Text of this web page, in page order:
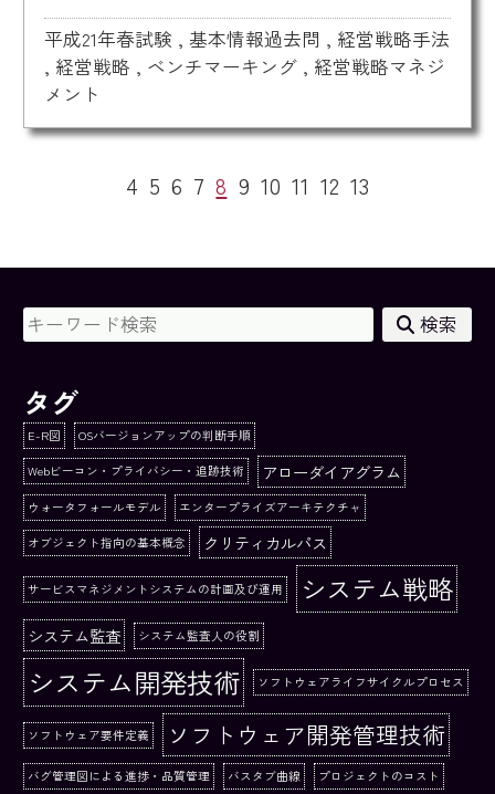
平成21年春試験 , 基本情報過去問 , 経営戦略手法
, 経営戦略 , ベンチマーキング, 経営戦略マネジ
メント
4 5 6 7 8 9 10 11 12 13
検索
タグ
E-R図 OSバージョンアップの判断手順
Webビーコン・プライバシー・追跡技術 アローダイアグラム
ウォータフォールモデル エンタープライズアーキテクチャ
オブジェクト指向の基本概念 クリティカルパス
サービスマネジメントシステムの計画及び運用 システム戦略
システム監査 システム監査人の役割
システム開発技術 ソフトウェアライフサイクルプロセス
ソフトウェア要件定義 ソフトウェア開発管理技術
バグ管理図による進捗・品質管理 バスタブ曲線 プロジェクトのコスト